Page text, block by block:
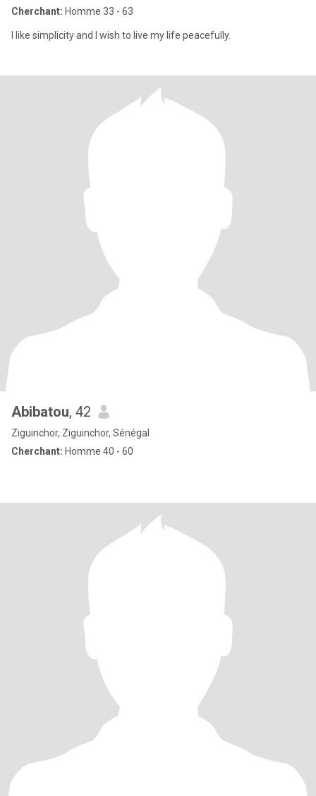
Cherchant: Homme 33 - 63
I like simplicity and I wish to live my life peacefully.
Abibatou, 42
Ziguinchor, Ziguinchor, Sénégal
Cherchant: Homme 40 - 60